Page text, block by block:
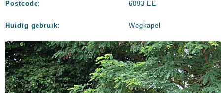
Postcode:
6093 EE
Huidig gebruik: Wegkapel